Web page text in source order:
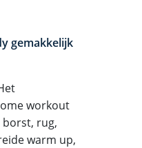
gemakkelijk
workout
rug,
warm up,